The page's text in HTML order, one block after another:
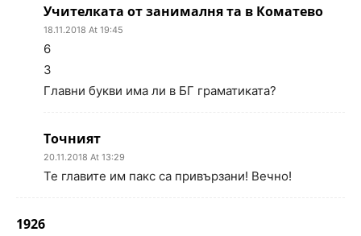
Учителката от занималня та в Коматево
18.11.2018 At 19:45
6
3
Главни букви има ли в БГ граматиката?
Точният
20.11.2018 At 13:29
Те главите им пакс са привързани! Вечно!
1926